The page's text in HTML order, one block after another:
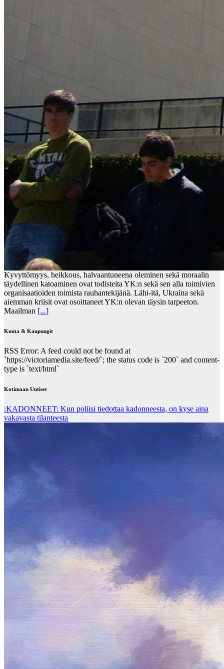
Kyvyttömyys, heikkous, halvaantuneena oleminen sekä moraalin
täydellinen katoaminen ovat todisteita YK:n sekä sen alla toimivien
organisaatioiden toimista rauhantekijänä. Lähi-itä, Ukraina sekä
aiemman kriisit ovat osoittaneet YK:n olevan täysin tarpeeton.
Maailman [...]
Kunta & Kaupungit
RSS Error: A feed could not be found at
`https://victoriamedia.site/feed/`; the status code is `200` and content-
type is `text/html`
Kotimaan Uutiset
:KADONNEET: Kun poliisi tiedottaa kadonneesta, on kyse aina
vakavasta tilanteesta